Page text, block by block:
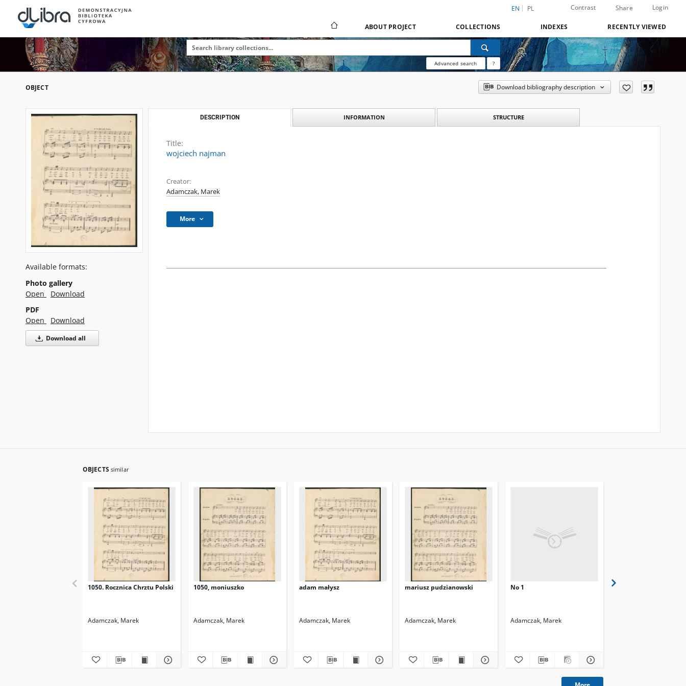
EN PL Contrast Share Login
ABOUT PROJECT COLLECTIONS INDEXES RECENTLY VIEWED
Advanced search ?
OBJECT Download bibliography description
Available formats:
Photo gallery
Open
Download
PDF
Open
Download
Download all
DESCRIPTION INFORMATION STRUCTURE
Title:
wojciech najman
Creator:
Adamczak, Marek
More
OBJECTS similar
1050. Rocznica Chrztu Polski
Adamczak, Marek
1050, moniuszko
Adamczak, Marek
adam małysz
Adamczak, Marek
mariusz pudzianowski
Adamczak, Marek
No 1
Adamczak, Marek